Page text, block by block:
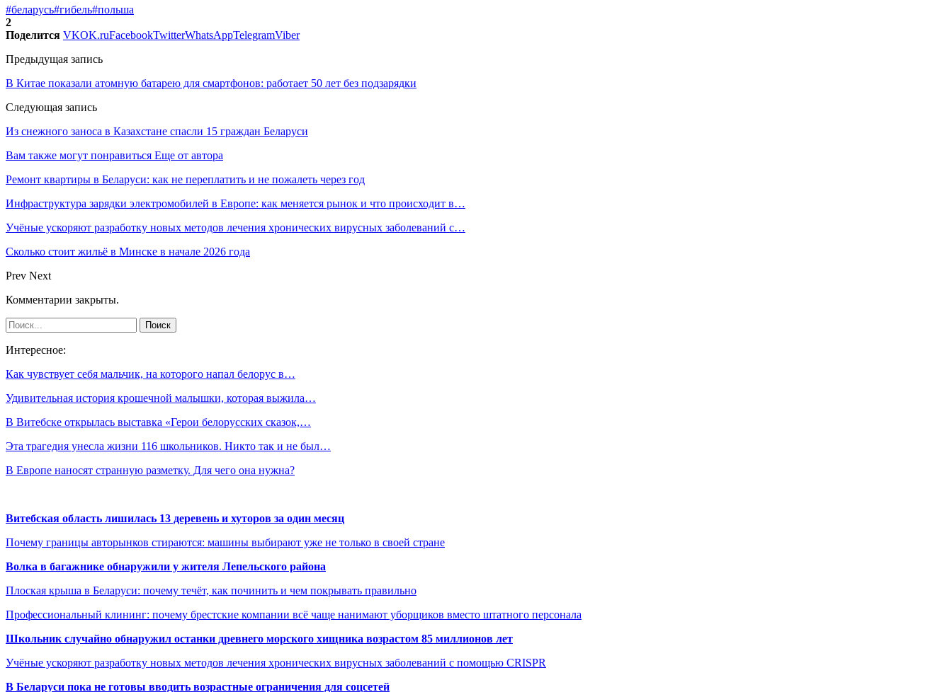
#беларусь#гибель#польша
2
Поделится VKOK.ruFacebookTwitterWhatsAppTelegramViber
Предыдущая запись
В Китае показали атомную батарею для смартфонов: работает 50 лет без подзарядки
Следующая запись
Из снежного заноса в Казахстане спасли 15 граждан Беларуси
Вам также могут понравиться Еще от автора
Ремонт квартиры в Беларуси: как не переплатить и не пожалеть через год
Инфраструктура зарядки электромобилей в Европе: как меняется рынок и что происходит в…
Учёные ускоряют разработку новых методов лечения хронических вирусных заболеваний с…
Сколько стоит жильё в Минске в начале 2026 года
Prev Next
Комментарии закрыты.
Интересное:
Как чувствует себя мальчик, на которого напал белорус в…
Удивительная история крошечной малышки, которая выжила…
В Витебске открылась выставка «Герои белорусских сказок,…
Эта трагедия унесла жизни 116 школьников. Никто так и не был…
В Европе наносят странную разметку. Для чего она нужна?
Витебская область лишилась 13 деревень и хуторов за один месяц
Почему границы авторынков стираются: машины выбирают уже не только в своей стране
Волка в багажнике обнаружили у жителя Лепельского района
Плоская крыша в Беларуси: почему течёт, как починить и чем покрывать правильно
Профессиональный клининг: почему брестские компании всё чаще нанимают уборщиков вместо штатного персонала
Школьник случайно обнаружил останки древнего морского хищника возрастом 85 миллионов лет
Учёные ускоряют разработку новых методов лечения хронических вирусных заболеваний с помощью CRISPR
В Беларуси пока не готовы вводить возрастные ограничения для соцсетей